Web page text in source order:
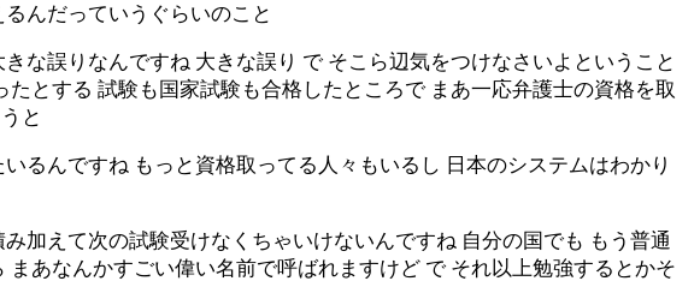
んだっていうぐらいのこと
な誤りなんですね 大きな誤り で そこら辺気をつけなさいよということ
とする 試験も国家試験も合格したところで まあ一応弁護士の資格を取
と
るんですね もっと資格取ってる人々もいるし 日本のシステムはわかり
加えて次の試験受けなくちゃいけないんですね 自分の国でも もう普通
あなんかすごい偉い名前で呼ばれますけど で それ以上勉強するとかそ